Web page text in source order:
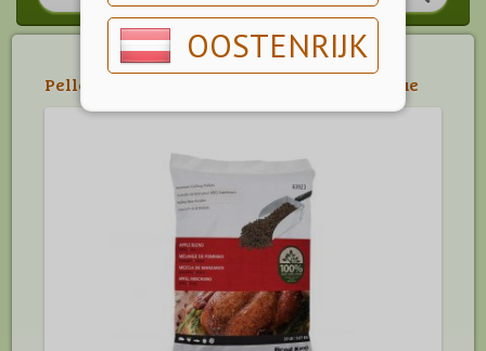
OOSTENRIJK
Pellet Barbecues Broilking Pellet Barbecue